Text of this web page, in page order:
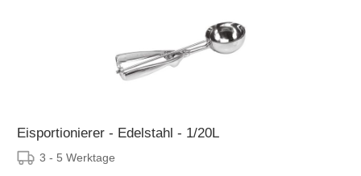
Eisportionierer - Edelstahl - 1/20L
3 - 5 Werktage